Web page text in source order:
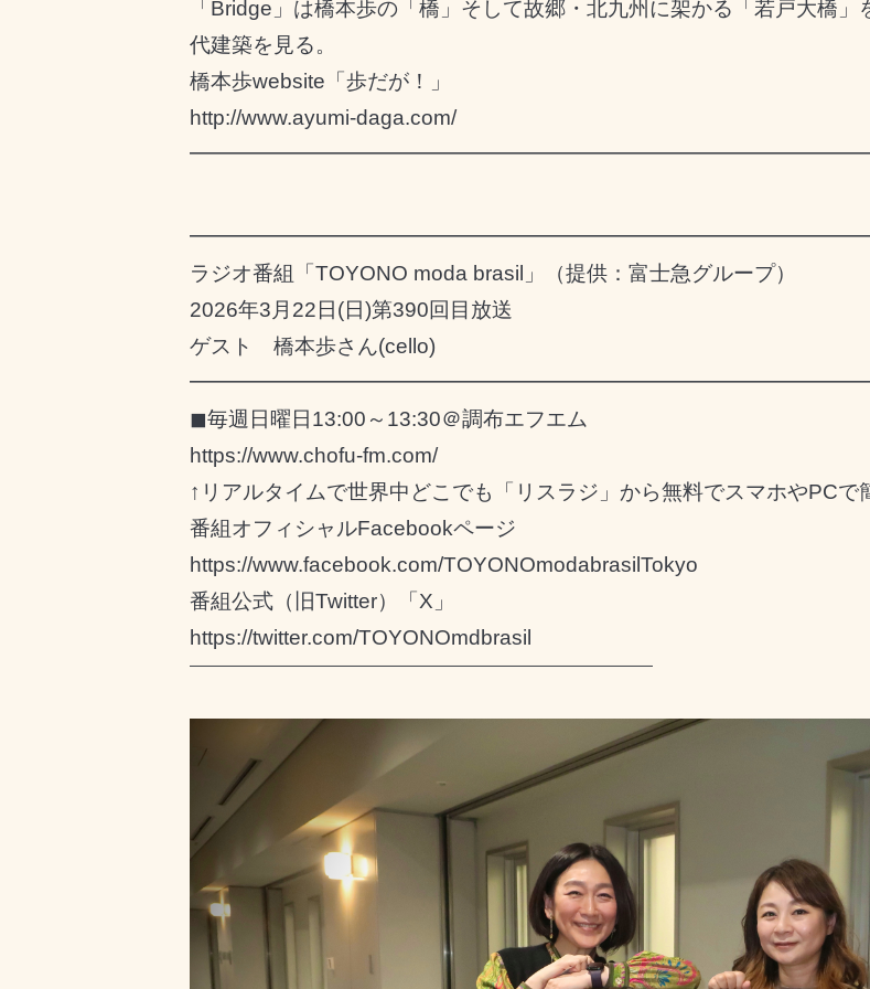
「Bridge」は橋本歩の「橋」そして故郷・北九州に架かる「若戸大橋
代建築を見る。
橋本歩website「歩だが！」
http://www.ayumi-daga.com/
ラジオ番組「TOYONO moda brasil」（提供：富士急グループ）
2026年3月22日(日)第390回目放送
ゲスト 橋本歩さん(cello)
◼︎毎週日曜日13:00～13:30＠調布エフエム
https://www.chofu-fm.com/
↑リアルタイムで世界中どこでも「リスラジ」から無料でスマホやPCで
番組オフィシャルFacebookページ
https://www.facebook.com/TOYONOmodabrasilTokyo
番組公式（旧Twitter）「X」
https://twitter.com/TOYONOmdbrasil
━━━━━━━━━━━━━━━━━━━━━━━━━━━━━━━━━━━